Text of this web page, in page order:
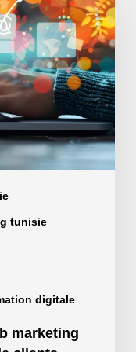
tunisie
digitale
marketing